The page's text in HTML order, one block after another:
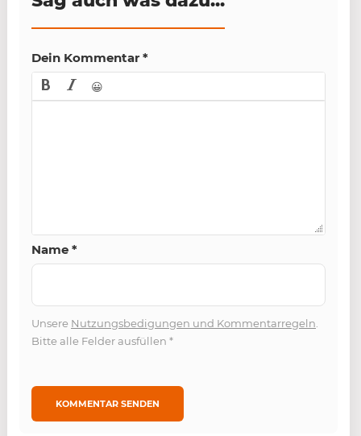
Dein Kommentar *
😀
Name *
Unsere Nutzungsbedigungen und Kommentarregeln
Bitte alle Felder ausfüllen *